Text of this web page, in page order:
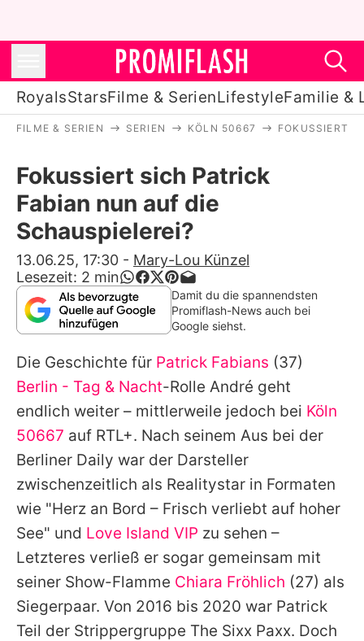
RoyalsStarsFilme & SerienLifestyleFamilie &
Stars
Filme & Serien
Lifestyle
Familie & Liebe
Promiflash Exklusiv
Alle Themen auf Promiflash
Jobs
App runterladen
Team
Redaktionelle Richtlinien
Datenschutzerklärung
FILME & SERIEN SERIEN KÖLN 50667 FOKUSSIERT
Fokussiert sich Patrick
Fabian nun auf die
Schauspielerei?
13.06.25, 17:30 - Mary-Lou Künzel
Lesezeit: 2 min
Damit du die spannendsten
Promiflash-News auch bei
Google siehst.
Die Geschichte für Patrick Fabians (37)
Berlin - Tag & Nacht-Rolle André geht
endlich weiter – mittlerweile jedoch bei Köln
50667 auf RTL+. Nach seinem Aus bei der
Berliner Daily war der Darsteller
zwischenzeitlich als Realitystar in Formaten
wie "Herz an Bord – Frisch verliebt auf hoher
See" und Love Island VIP zu sehen –
Letzteres verließ er sogar gemeinsam mit
seiner Show-Flamme Chiara Fröhlich (27) als
Siegerpaar. Von 2016 bis 2020 war Patrick
Teil der Strippergruppe The Sixx Paxx. Doch